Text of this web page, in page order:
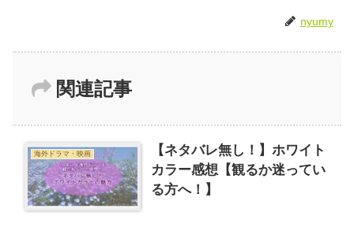
nyumy
関連記事
海外ドラマ・映画
【ネタバレ無し！】ホワイト
カラー感想【観るか迷ってい
る方へ！】